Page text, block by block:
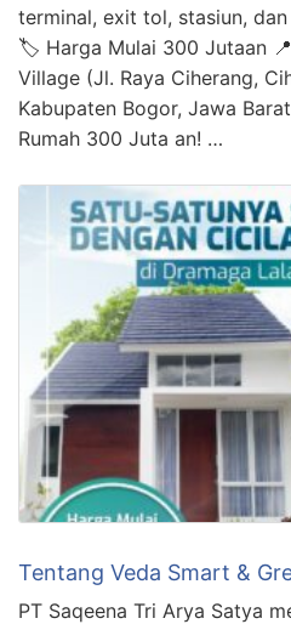
terminal, exit tol, stasiun, dan
🏷 Harga Mulai 300 Jutaan
Village (Jl. Raya Ciherang,
Kabupaten Bogor, Jawa
Rumah 300 Juta an! …
Tentang Veda Smart &
PT Saqeena Tri Arya Satya